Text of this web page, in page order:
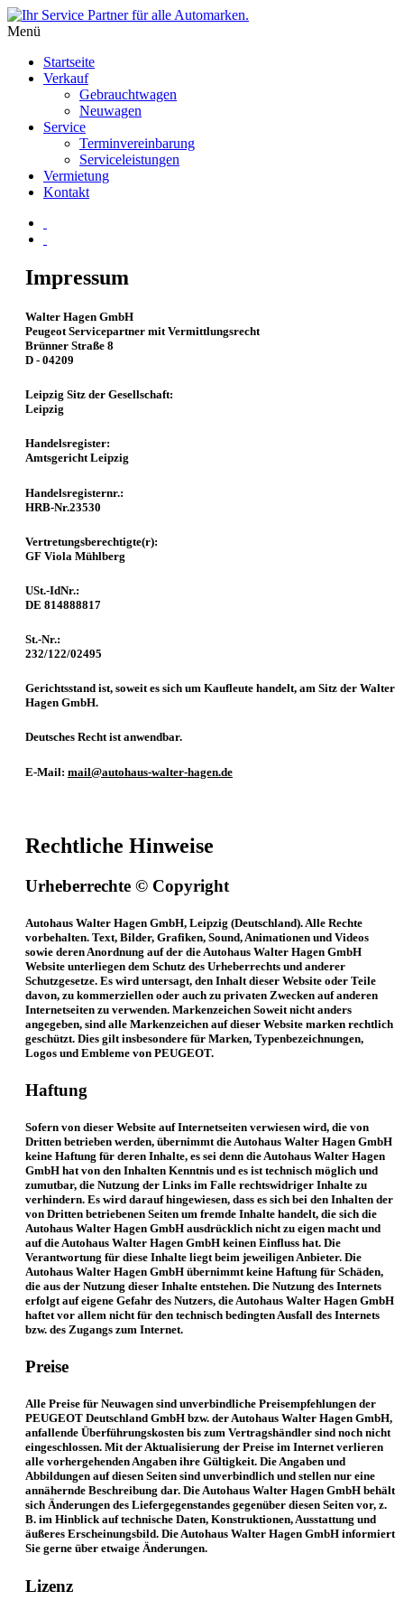
Menü
Startseite
Verkauf
Gebrauchtwagen
Neuwagen
Service
Terminvereinbarung
Serviceleistungen
Vermietung
Kontakt
Impressum
Walter Hagen GmbH
Peugeot Servicepartner mit Vermittlungsrecht
Brünner Straße 8
D - 04209
Leipzig Sitz der Gesellschaft:
Leipzig
Handelsregister:
Amtsgericht Leipzig
Handelsregisternr.:
HRB-Nr.23530
Vertretungsberechtigte(r):
GF Viola Mühlberg
USt.-IdNr.:
DE 814888817
St.-Nr.:
232/122/02495
Gerichtsstand ist, soweit es sich um Kaufleute handelt, am Sitz der Walter
Hagen GmbH.
Deutsches Recht ist anwendbar.
E-Mail: mail@autohaus-walter-hagen.de
Rechtliche Hinweise
Urheberrechte © Copyright
Autohaus Walter Hagen GmbH, Leipzig (Deutschland). Alle Rechte
vorbehalten. Text, Bilder, Grafiken, Sound, Animationen und Videos
sowie deren Anordnung auf der die Autohaus Walter Hagen GmbH
Website unterliegen dem Schutz des Urheberrechts und anderer
Schutzgesetze. Es wird untersagt, den Inhalt dieser Website oder Teile
davon, zu kommerziellen oder auch zu privaten Zwecken auf anderen
Internetseiten zu verwenden. Markenzeichen Soweit nicht anders
angegeben, sind alle Markenzeichen auf dieser Website marken rechtlich
geschützt. Dies gilt insbesondere für Marken, Typenbezeichnungen,
Logos und Embleme von PEUGEOT.
Haftung
Sofern von dieser Website auf Internetseiten verwiesen wird, die von
Dritten betrieben werden, übernimmt die Autohaus Walter Hagen GmbH
keine Haftung für deren Inhalte, es sei denn die Autohaus Walter Hagen
GmbH hat von den Inhalten Kenntnis und es ist technisch möglich und
zumutbar, die Nutzung der Links im Falle rechtswidriger Inhalte zu
verhindern. Es wird darauf hingewiesen, dass es sich bei den Inhalten der
von Dritten betriebenen Seiten um fremde Inhalte handelt, die sich die
Autohaus Walter Hagen GmbH ausdrücklich nicht zu eigen macht und
auf die Autohaus Walter Hagen GmbH keinen Einfluss hat. Die
Verantwortung für diese Inhalte liegt beim jeweiligen Anbieter. Die
Autohaus Walter Hagen GmbH übernimmt keine Haftung für Schäden,
die aus der Nutzung dieser Inhalte entstehen. Die Nutzung des Internets
erfolgt auf eigene Gefahr des Nutzers, die Autohaus Walter Hagen GmbH
haftet vor allem nicht für den technisch bedingten Ausfall des Internets
bzw. des Zugangs zum Internet.
Preise
Alle Preise für Neuwagen sind unverbindliche Preisempfehlungen der
PEUGEOT Deutschland GmbH bzw. der Autohaus Walter Hagen GmbH,
anfallende Überführungskosten bis zum Vertragshändler sind noch nicht
eingeschlossen. Mit der Aktualisierung der Preise im Internet verlieren
alle vorhergehenden Angaben ihre Gültigkeit. Die Angaben und
Abbildungen auf diesen Seiten sind unverbindlich und stellen nur eine
annähernde Beschreibung dar. Die Autohaus Walter Hagen GmbH behält
sich Änderungen des Liefergegenstandes gegenüber diesen Seiten vor, z.
B. im Hinblick auf technische Daten, Konstruktionen, Ausstattung und
äußeres Erscheinungsbild. Die Autohaus Walter Hagen GmbH informiert
Sie gerne über etwaige Änderungen.
Lizenz